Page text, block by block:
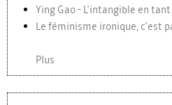
Ying Gao - L'intangible en
Le féminisme ironique, c'est
Plus